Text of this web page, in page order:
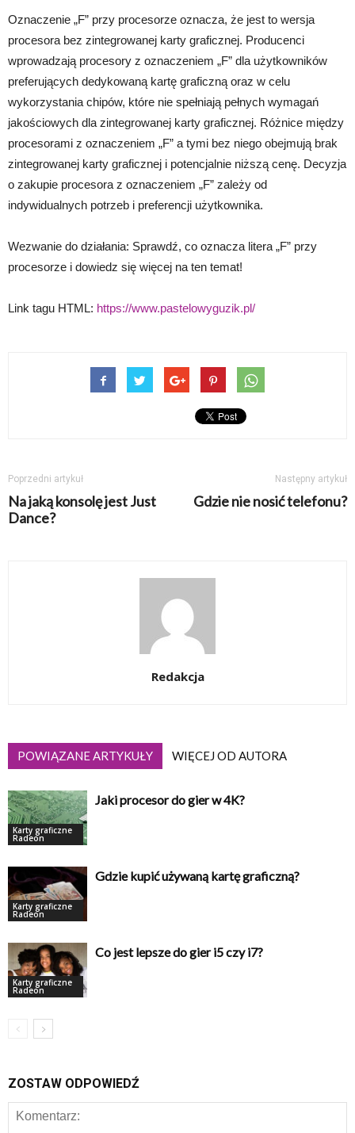
Oznaczenie „F” przy procesorze oznacza, że jest to wersja
procesora bez zintegrowanej karty graficznej. Producenci
wprowadzają procesory z oznaczeniem „F” dla użytkowników
preferujących dedykowaną kartę graficzną oraz w celu
wykorzystania chipów, które nie spełniają pełnych wymagań
jakościowych dla zintegrowanej karty graficznej. Różnice między
procesorami z oznaczeniem „F” a tymi bez niego obejmują brak
zintegrowanej karty graficznej i potencjalnie niższą cenę. Decyzja
o zakupie procesora z oznaczeniem „F” zależy od
indywidualnych potrzeb i preferencji użytkownika.
Wezwanie do działania: Sprawdź, co oznacza litera „F” przy
procesorze i dowiedz się więcej na ten temat!
Link tagu HTML: https://www.pastelowyguzik.pl/
Poprzedni artykuł
Na jaką konsolę jest Just
Dance?
Następny artykuł
Gdzie nie nosić telefonu?
Redakcja
POWIĄZANE ARTYKUŁY WIĘCEJ OD AUTORA
Karty graficzne
Radeon
Jaki procesor do gier w 4K?
Karty graficzne
Radeon
Gdzie kupić używaną kartę graficzną?
Karty graficzne
Radeon
Co jest lepsze do gier i5 czy i7?
ZOSTAW ODPOWIEDŹ